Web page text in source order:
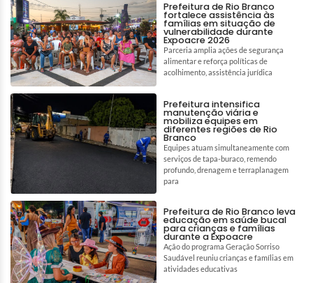
Prefeitura de Rio Branco
fortalece assistência às
famílias em situação de
vulnerabilidade durante
Expoacre 2026
Parceria amplia ações de segurança
alimentar e reforça políticas de
acolhimento, assistência jurídica
Prefeitura intensifica
manutenção viária e
mobiliza equipes em
diferentes regiões de Rio
Branco
Equipes atuam simultaneamente com
serviços de tapa-buraco, remendo
profundo, drenagem e terraplanagem
para
Prefeitura de Rio Branco leva
educação em saúde bucal
para crianças e famílias
durante a Expoacre
Ação do programa Geração Sorriso
Saudável reuniu crianças e famílias em
atividades educativas